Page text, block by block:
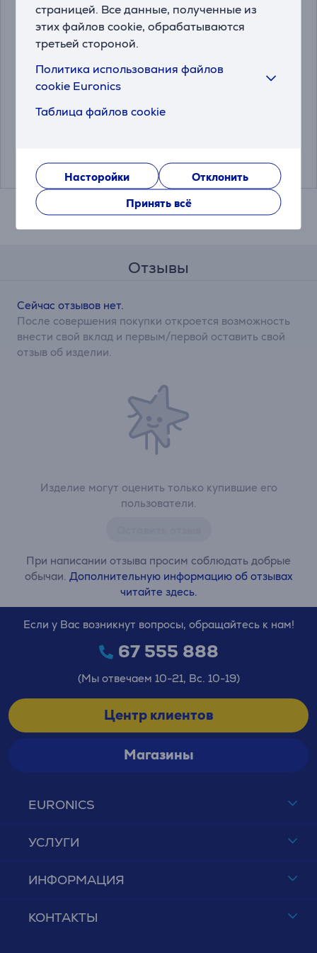
страницей. Все данные, полученные из
этих файлов cookie, обрабатываются
третьей стороной.
Политика использования файлов
cookie Euronics
Таблица файлов cookie
Насторойки
Отклонить
Принять всё
Ароматический
диффузор
LA20
35.99 €
ультразвуковой,
Отзывы
Изделие могут оценить только купившие его
пользователи.
При написании отзыва просим соблюдать добрые
обычаи. Дополнительную информацию об отзывах
читайте здесь.
Сейчас отзывов нет.
После совершения покупки откроется возможность
внести свой вклад и первым/первой оставить свой
отзыв об изделии.
EURONICS
УСЛУГИ
ИНФОРМАЦИЯ
КОНТАКТЫ
Если у Вас возникнут вопросы, обращайтесь к нам!
67 555 888
(Мы отвечаем 10-21, Вс. 10-19)
Центр клиентов
Магазины